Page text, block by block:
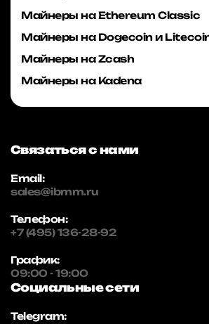
Майнеры на Ethereum Classic
Майнеры на Dogecoin и
Майнеры на Zcash
Майнеры на Kadena
Связаться с нами
Email:
sales@ibmm.ru
Телефон:
+7 (495) 136-28-92
График:
09:00 - 19:00
Социальные сети
Telegram: